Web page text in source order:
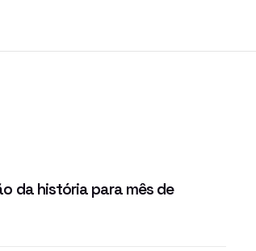
da história para mês de